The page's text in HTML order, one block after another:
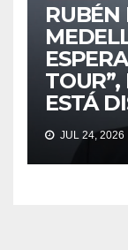
RUBÉN
ESTÁ
JUL 24, 2026